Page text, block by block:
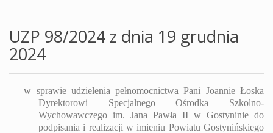
UZP 98/2024 z dnia 19 grudnia
2024
w sprawie udzielenia pełnomocnictwa Pani Joannie Łoska
Dyrektorowi Specjalnego Ośrodka Szkolno-
Wychowawczego im. Jana Pawła II w Gostyninie do
podpisania i realizacji w imieniu Powiatu Gostynińskiego